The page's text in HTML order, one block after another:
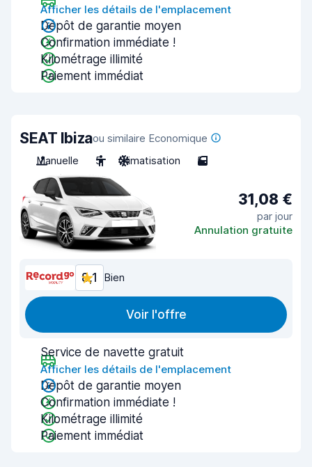
Afficher les détails de l'emplacement
Dépôt de garantie moyen
Confirmation immédiate !
Kilométrage illimité
Paiement immédiat
SEAT Ibizaou similaire Economique
Manuelle
5 Climatisation 5
31,08 €
par jour
Annulation gratuite
8,1 Bien
Voir l'offre
Service de navette gratuit
Afficher les détails de l'emplacement
Dépôt de garantie moyen
Confirmation immédiate !
Kilométrage illimité
Paiement immédiat